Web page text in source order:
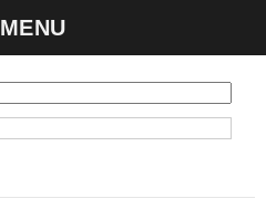
MENU